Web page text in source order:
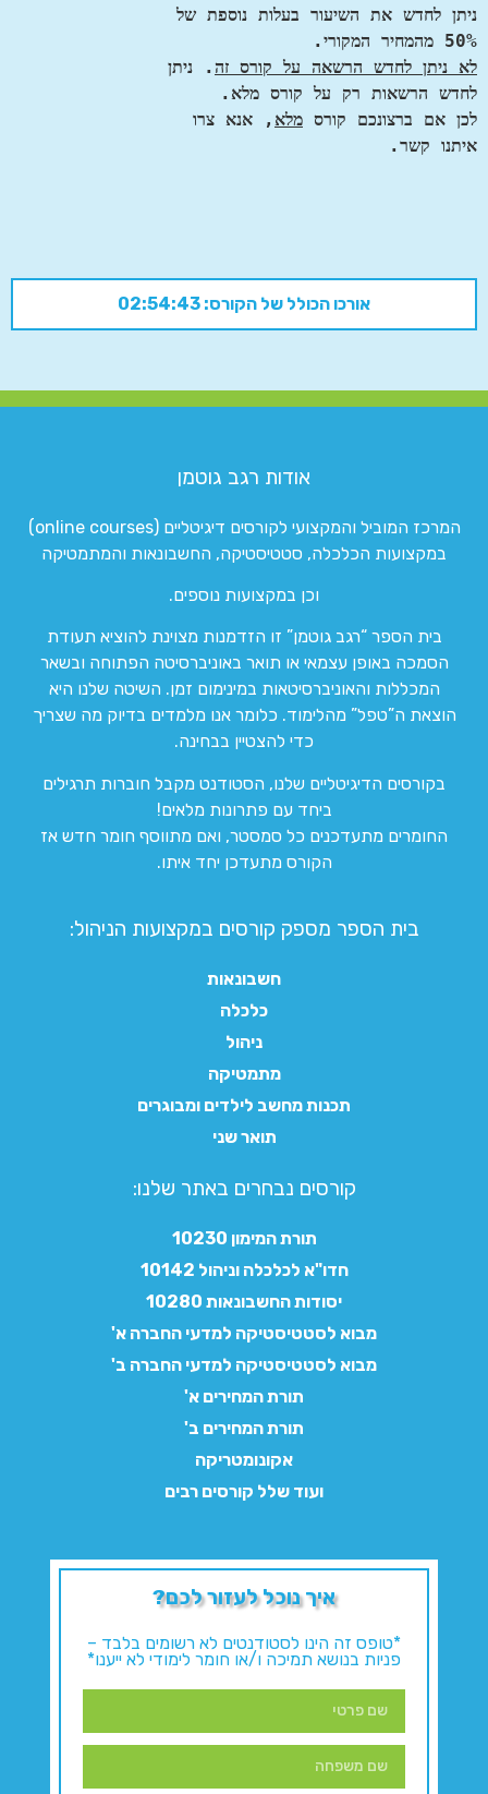
50% מהמחיר המקורי.
לא ניתן לחדש הרשאה על קורס זה
לחדש הרשאות רק על קורס מלא.
לכן אם ברצונכם קורס מלא
אורכו הכולל של הקורס: 02:54:43
אודות רגב גוטמן
המרכז המוביל והמקצועי לקורסים דיגיטליים (online courses)
במקצועות הכלכלה, סטטיסטיקה, החשבונאות והמתמטיקה
וכן במקצועות נוספים.
בית הספר “רגב גוטמן” זו הזדמנות מצוינת להוציא תעודת
הסמכה באופן עצמאי או תואר באוניברסיטה הפתוחה ובשאר
המכללות והאוניברסיטאות במינימום זמן. השיטה שלנו היא
הוצאת ה”טפל” מהלימוד. כלומר אנו מלמדים בדיוק מה שצריך
כדי להצטיין בבחינה.
בקורסים הדיגיטליים שלנו, הסטודנט מקבל חוברות תרגילים
ביחד עם פתרונות מלאים!
החומרים מתעדכנים כל סמסטר, ואם מתווסף חומר חדש אז
הקורס מתעדכן יחד איתו.
בית הספר מספק קורסים במקצועות הניהול:
חשבונאות
כלכלה
ניהול
מתמטיקה
תכנות מחשב לילדים ומבוגרים
תואר שני
קורסים נבחרים באתר שלנו:​
תורת המימון 10230
חדו"א לכלכלה וניהול 10142
יסודות החשבונאות 10280
מבוא לסטטיסטיקה למדעי החברה א'
מבוא לסטטיסטיקה למדעי החברה ב'
תורת המחירים א'
תורת המחירים ב'
אקונומטריקה
ועוד שלל קורסים רבים
איך נוכל לעזור לכם?
*טופס זה הינו לסטודנטים לא רשומים בלבד –
פניות בנושא תמיכה ו/או חומר לימודי לא ייענו*